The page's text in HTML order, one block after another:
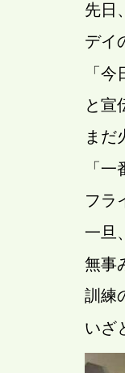
先日
デイ
「
と宣
まだ
「
フラ
一旦
無事
訓練
いざ